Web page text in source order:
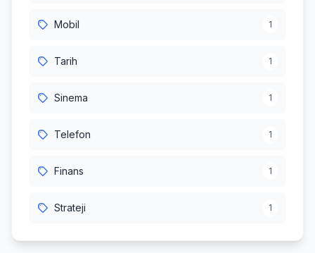
Mobil 1
Tarih 1
Sinema 1
Telefon 1
Finans 1
Strateji 1